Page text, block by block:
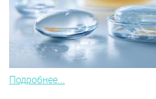
Подробнее...